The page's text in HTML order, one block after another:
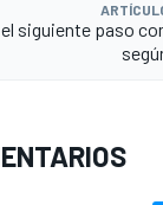
siguiente paso